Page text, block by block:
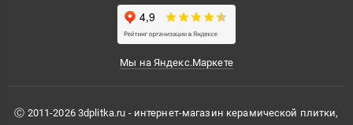
Мы на Яндекс.Маркете
Ⓒ 2011-2026 3dplitka.ru - интернет-магазин керамической плитки,